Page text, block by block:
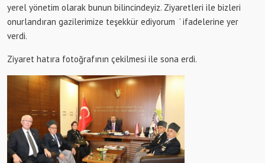
yerel yönetim olarak bunun bilincindeyiz. Ziyaretleri ile bizleri
onurlandıran gazilerimize teşekkür ediyorum ’ ifadelerine yer
verdi.
Ziyaret hatıra fotoğrafının çekilmesi ile sona erdi.